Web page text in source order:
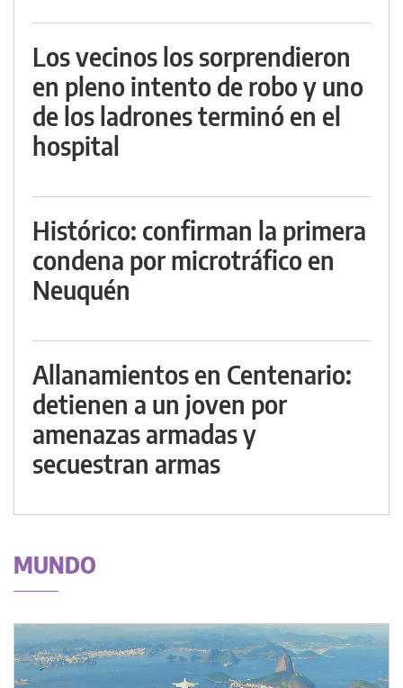
Los vecinos los sorprendieron
en pleno intento de robo y uno
de los ladrones terminó en el
hospital
Histórico: confirman la primera
condena por microtráfico en
Neuquén
Allanamientos en Centenario:
detienen a un joven por
amenazas armadas y
secuestran armas
MUNDO